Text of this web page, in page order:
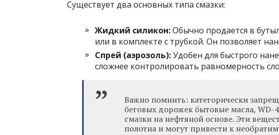
Существует два основных типа смазки:
Жидкий силикон:Обычно продается в
или в комплекте с трубкой. Он позволяет
Спрей (аэрозоль):Удобен для быстрого
сложнее контролировать равномерность
Важно помнить: категорически
беговых дорожек бытовые масла, WD-
смазки на нефтяной основе. Эти
полотна и могут привести к